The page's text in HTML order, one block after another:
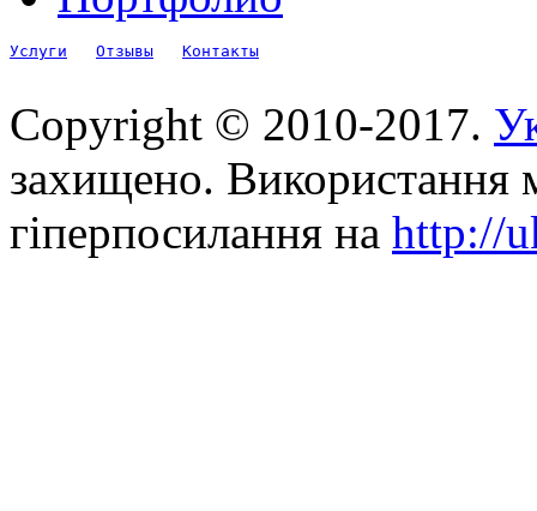
Услуги Отзывы Контакты
Copyright © 2010-2017.
захищено. Використання
гіперпосилання на http://